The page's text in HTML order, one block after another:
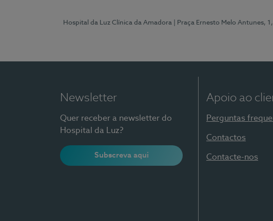
Hospital da Luz Clínica da Amadora | Praça Ernesto Melo Antunes,
Newsletter
Quer receber a newsletter do
Hospital da Luz?
Subscreva aqui
Apoio ao
Perguntas
Contactos
Contacte-nos